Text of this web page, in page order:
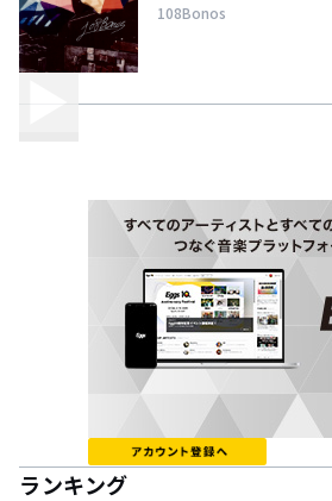
108Bonos
ランキング